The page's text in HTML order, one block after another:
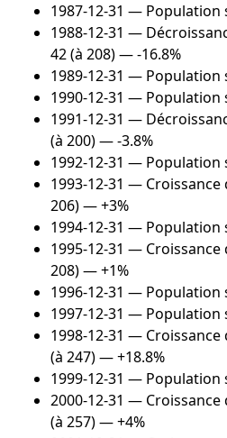
1987-12-31 — Population
1988-12-31 —
42 (à 208) — -16.8%
1989-12-31 — Population
1990-12-31 — Population
1991-12-31 —
(à 200) — -3.8%
1992-12-31 — Population
1993-12-31 — Croissance
206) — +3%
1994-12-31 — Population
1995-12-31 — Croissance
208) — +1%
1996-12-31 — Population
1997-12-31 — Population
1998-12-31 — Croissance
(à 247) — +18.8%
1999-12-31 — Population
2000-12-31 — Croissance
(à 257) — +4%